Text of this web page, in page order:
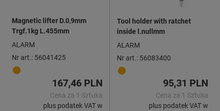
Magnetic lifter D.0,9mm
Trgf.1kg L.455mm
ALARM
Nr art.: 56041425
167,46 PLN
Cena za 1 Sztuka
plus podatek VAT w
Tool holder with ratchet
inside l.nullmm
ALARM
Nr art.: 56083400
95,31 PLN
Cena za 1 Sztuka
plus podatek VAT w